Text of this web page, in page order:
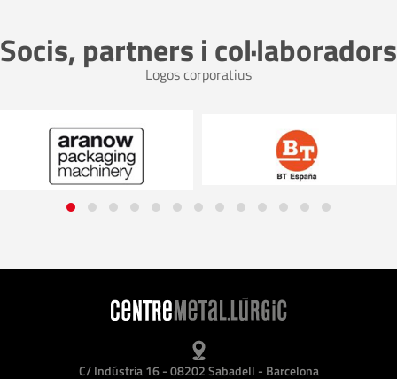
Socis, partners i col·laboradors
Logos corporatius
C/ Indústria 16 - 08202 Sabadell - Barcelona